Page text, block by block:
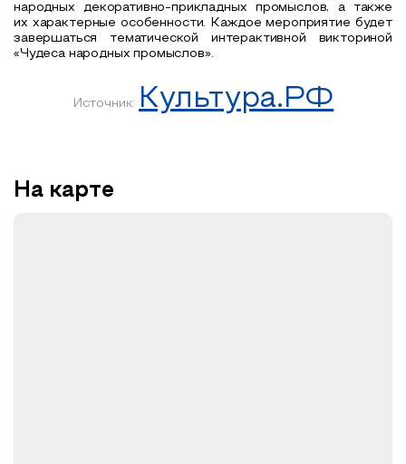
народных декоративно-прикладных промыслов, а также
их характерные особенности. Каждое мероприятие будет
завершаться тематической интерактивной викториной
«Чудеса народных промыслов».
Источник: Культура.РФ
На карте